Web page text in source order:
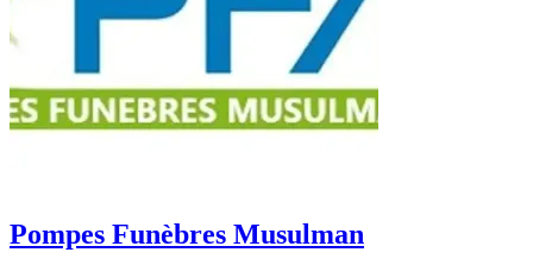
Pompes Funèbres Musulman